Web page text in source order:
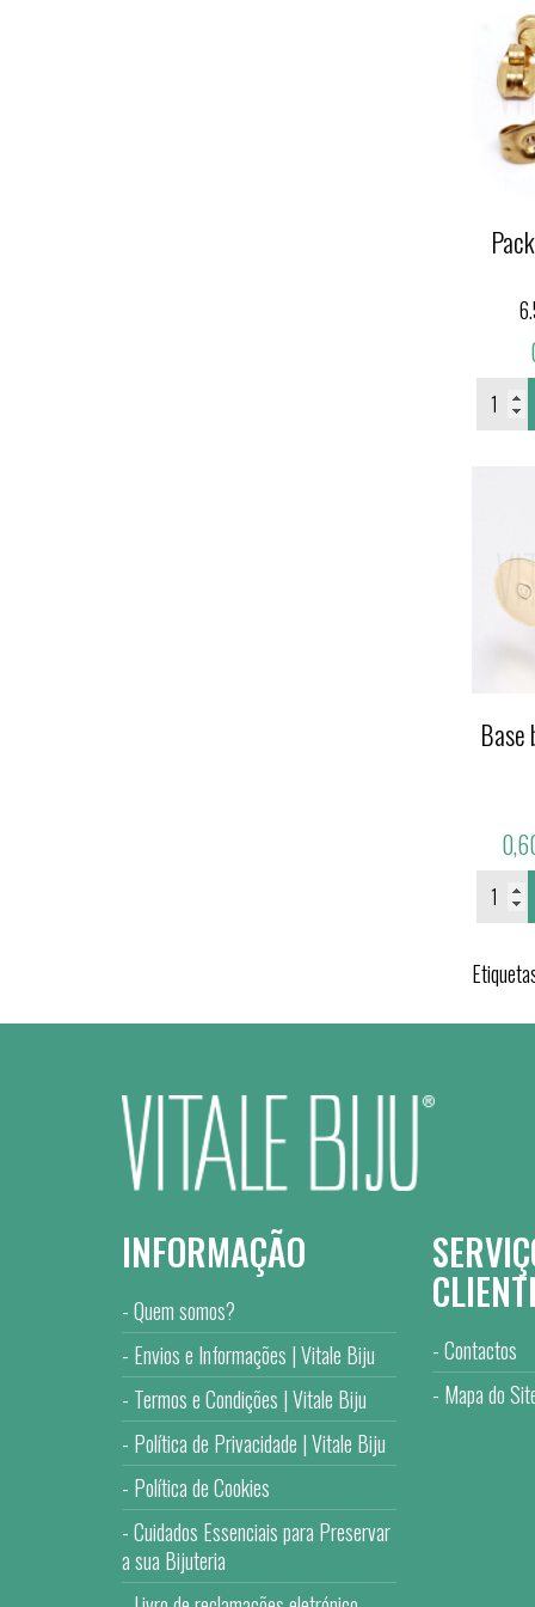
INFORMAÇÃO
Quem somos?
Envios e Informações | Vitale Biju
Termos e Condições | Vitale Biju
Política de Privacidade | Vitale Biju
Política de Cookies
Cuidados Essenciais para Preservar
a sua Bijuteria
Contactos
Mapa do